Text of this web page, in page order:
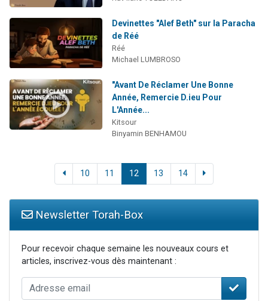
Devinettes "Alef Beth" sur la Paracha
de Réé
Réé
Michael LUMBROSO
"Avant De Réclamer Une Bonne
Année, Remercie D.ieu Pour
L'Année...
Kitsour
Binyamin BENHAMOU
10 11 12 13 14
Newsletter Torah-Box
Pour recevoir chaque semaine les nouveaux cours et
articles, inscrivez-vous dès maintenant :